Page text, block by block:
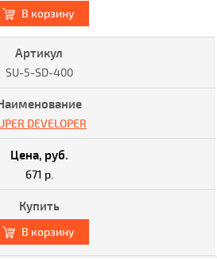
В корзину
SU-5-SD-400
DEVELOPER
671 р.
В корзину